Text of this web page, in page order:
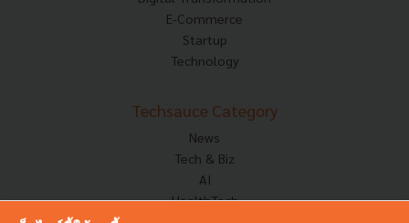
E-Commerce
Startup
Technology
Techsauce Category
News
Tech & Biz
AI
HealthTech